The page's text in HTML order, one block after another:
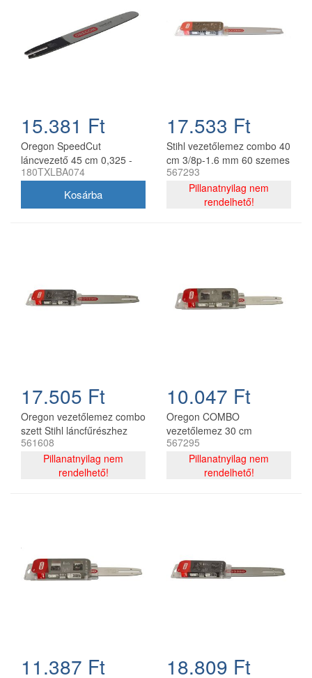
15.381 Ft
Oregon SpeedCut
láncvezető 45 cm 0,325 -
1,3 mm 68 szem Stihl
180TXLBA074
17.533 Ft
Stihl vezetőlemez combo 40
cm 3/8p-1.6 mm 60 szemes
lánccal, Oregon
75DPX060E, 2 db lánc
567293
Pillanatnyilag nem
rendelhető!
17.505 Ft
Oregon vezetőlemez combo
szett Stihl láncfűrészhez
325 - 1,6 mm 40 cm 67
szemes
561608
Pillanatnyilag nem
rendelhető!
10.047 Ft
Oregon COMBO
vezetőlemez 30 cm
120SDEA074 + 2 db
91P044E lánc 3/8P 1.3 mm
44 szemes
567295
Pillanatnyilag nem
rendelhető!
11.387 Ft 18.809 Ft